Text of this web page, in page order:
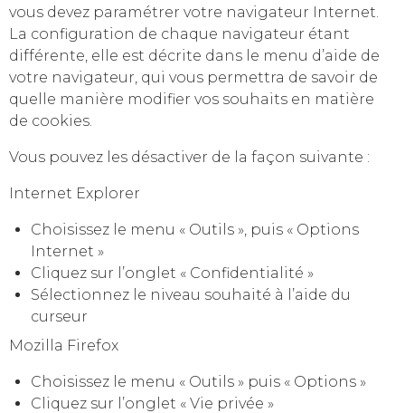
vous devez paramétrer votre navigateur Internet.
La configuration de chaque navigateur étant
différente, elle est décrite dans le menu d’aide de
votre navigateur, qui vous permettra de savoir de
quelle manière modifier vos souhaits en matière
de cookies.
Vous pouvez les désactiver de la façon suivante :
Internet Explorer
Choisissez le menu « Outils », puis « Options
Internet »
Cliquez sur l’onglet « Confidentialité »
Sélectionnez le niveau souhaité à l’aide du
curseur
Mozilla Firefox
Choisissez le menu « Outils » puis « Options »
Cliquez sur l’onglet « Vie privée »